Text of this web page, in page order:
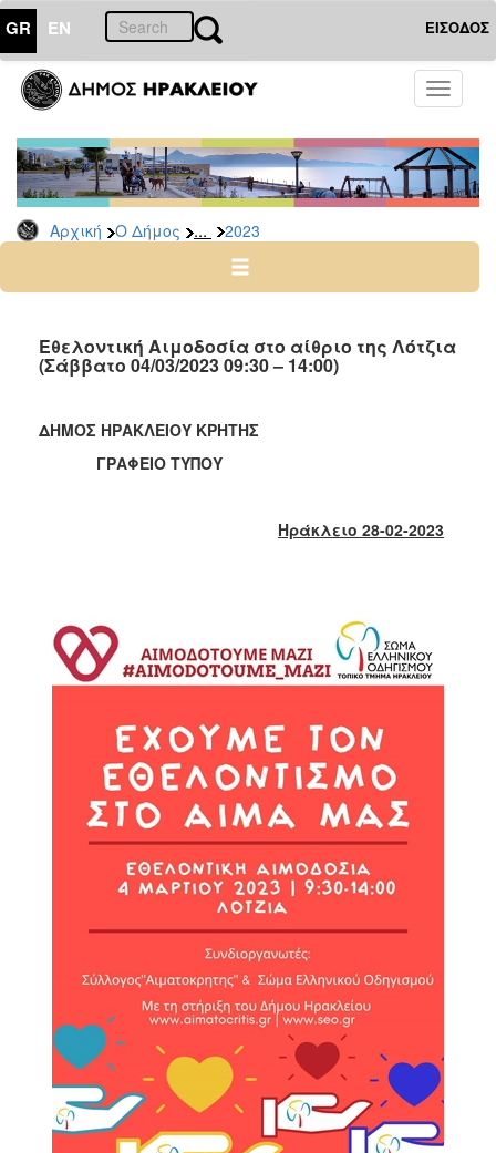
GR EN ΕΙΣΟΔΟΣ
Toggle
Αρχική Ο Δήμος ... 2023
ΔΗΜΟΣ
Δελτία
Τύπου
Αρχείο
2026
2024
2022
2020
2019
2013
2012
2010
2006
Εθελοντική Αιμοδοσία στο αίθριο της Λότζια
(Σάββατο 04/03/2023 09:30 – 14:00)
ΔΗΜΟΣ ΗΡΑΚΛΕΙΟΥ ΚΡΗΤΗΣ
ΓΡΑΦΕΙΟ ΤΥΠΟΥ
Ηράκλειο 28-02-2023